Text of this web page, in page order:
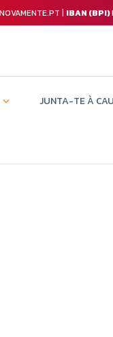
| IBAN (BPI)
JUNTA-TE À